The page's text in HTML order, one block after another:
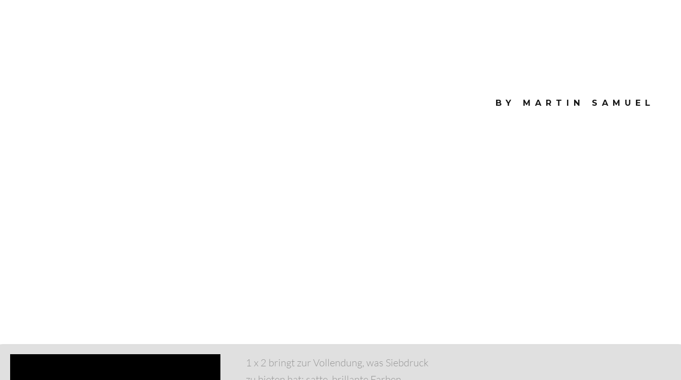
BY MARTIN SAMUEL
1 x 2 bringt zur Vollendung, was Siebdruck